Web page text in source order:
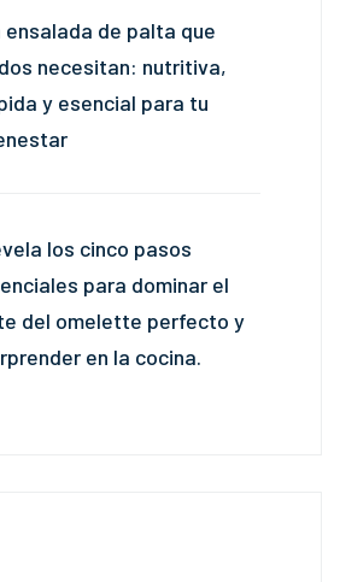
ensalada de palta que
necesitan: nutritiva,
y esencial para tu
los cinco pasos
para dominar el
del omelette perfecto y
en la cocina.